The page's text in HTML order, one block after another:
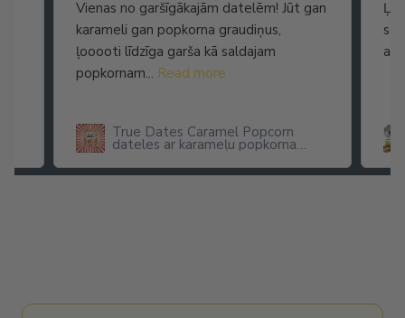
Vienas no garšīgākajām datelēm! Jūt gan
karameli gan popkorna graudiņus,
ļooooti līdzīga garša kā saldajam
popkornam... Read more
True Dates Caramel Popcorn
dateles ar karameļu popkorna
arī